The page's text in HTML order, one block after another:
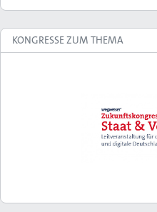
KONGRESSE ZUM THEMA